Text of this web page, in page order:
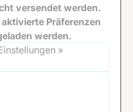
versendet werden.
Präferenzen
werden.
»